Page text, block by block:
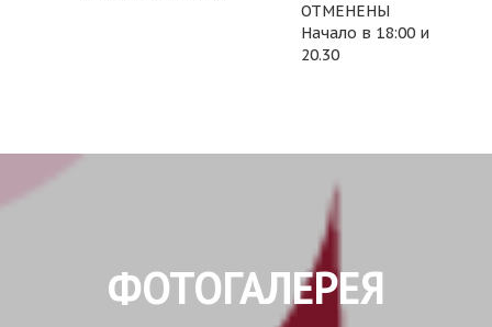
ОТМЕНЕНЫ
Начало в 18:00 и
20.30
ФОТОГАЛЕРЕЯ